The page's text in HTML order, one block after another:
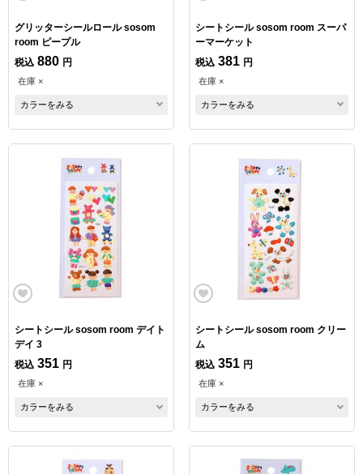
グリッターシールロール sosom
room ピープル
税込 880 円
在庫 ×
カラーをみる
シートシール sosom room スーパ
ーマーケット
税込 381 円
在庫 ×
カラーをみる
シートシール sosom room デイト
デイ 3
税込 351 円
在庫 ×
カラーをみる
シートシール sosom room クリー
ム
税込 351 円
在庫 ×
カラーをみる